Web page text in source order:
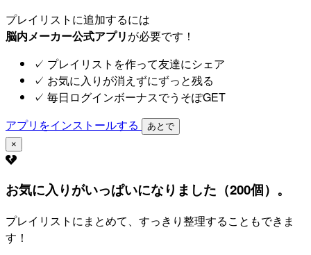
プレイリストに追加するには
脳内メーカー公式アプリが必要です！
✓ プレイリストを作って友達にシェア
✓ お気に入りが消えずにずっと残る
✓ 毎日ログインボーナスでうそぽGET
アプリをインストールする
あとで
×
お気に入りがいっぱいになりました（200個）。
プレイリストにまとめて、すっきり整理することもできま
す！